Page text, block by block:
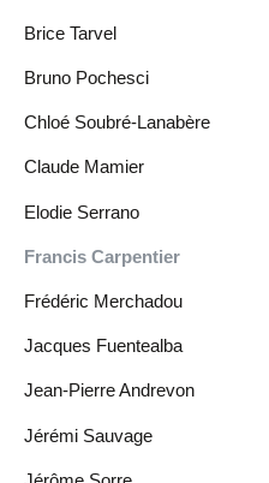
Brice Tarvel
Bruno Pochesci
Chloé Soubré-Lanabère
Claude Mamier
Elodie Serrano
Francis Carpentier
Frédéric Merchadou
Jacques Fuentealba
Jean-Pierre Andrevon
Jérémi Sauvage